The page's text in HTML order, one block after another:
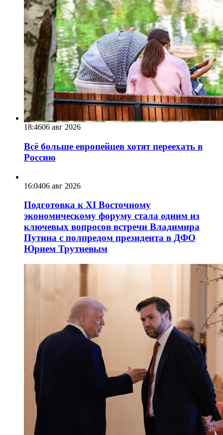
18:4606 авг 2026
Всё больше европейцев хотят переехать в
Россию
16:0406 авг 2026
Подготовка к XI Восточному
экономическому форуму стала одним из
ключевых вопросов встречи Владимира
Путина с полпредом президента в ДФО
Юрием Трутневым